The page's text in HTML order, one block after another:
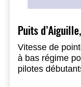
Puits
Vitesse de
à bas régime
pilotes